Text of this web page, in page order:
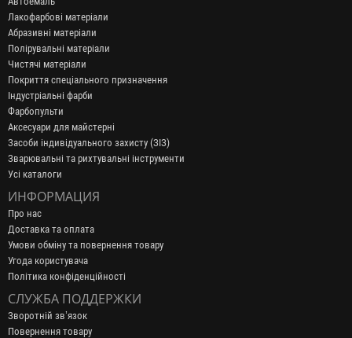
Лакофарбові матеріали
Абразивні матеріали
Полірувальні матеріали
Чистячі матеріали
Покриття спеціального призначення
Індустріальні фарби
Фарбопульти
Аксесуари для майстерні
Засоби індивідуального захисту (ЗІЗ)
Зварювальні та рихтувальні інструменти
Усі каталоги
ИНФОРМАЦИЯ
Про нас
Доставка та оплата
Умови обміну та повернення товару
Угода користувача
Політика конфіденційності
СЛУЖБА ПОДДЕРЖКИ
Зворотній зв’язок
Повернення товару